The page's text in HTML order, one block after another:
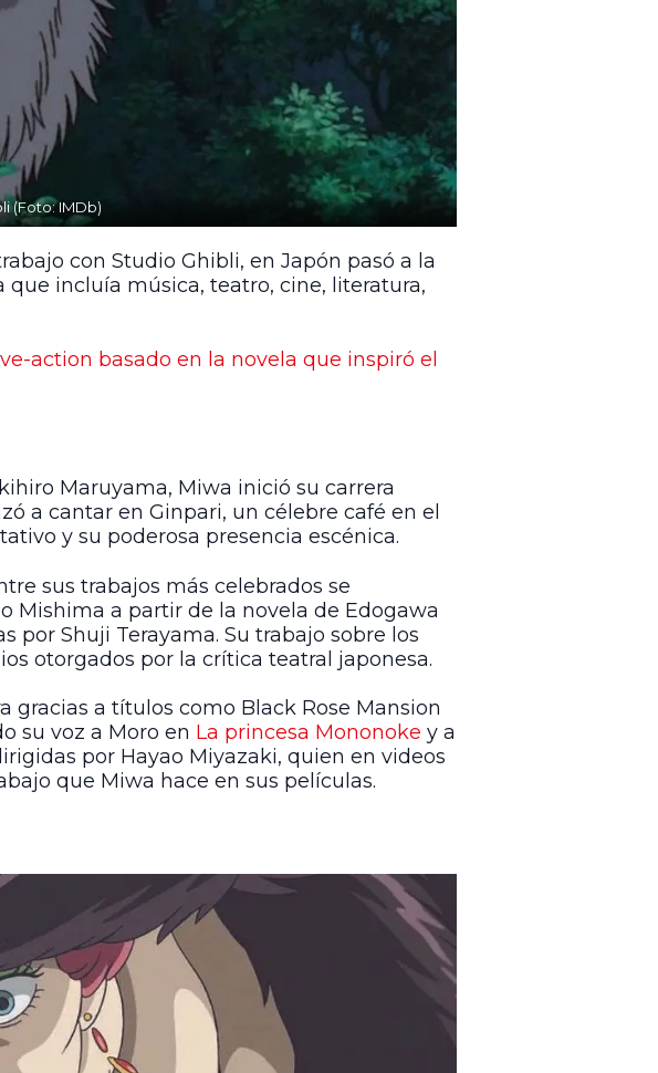
(Foto: IMDb)
con Studio Ghibli, en Japón pasó a la
incluía música, teatro, cine, literatura,
action basado en la novela que inspiró el
Maruyama, Miwa inició su carrera
a cantar en Ginpari, un célebre café en el
y su poderosa presencia escénica.
sus trabajos más celebrados se
Mishima a partir de la novela de Edogawa
por Shuji Terayama. Su trabajo sobre los
otorgados por la crítica teatral japonesa.
a títulos como Black Rose Mansion
su voz a Moro en La princesa Mononoke y a
por Hayao Miyazaki, quien en videos
que Miwa hace en sus películas.